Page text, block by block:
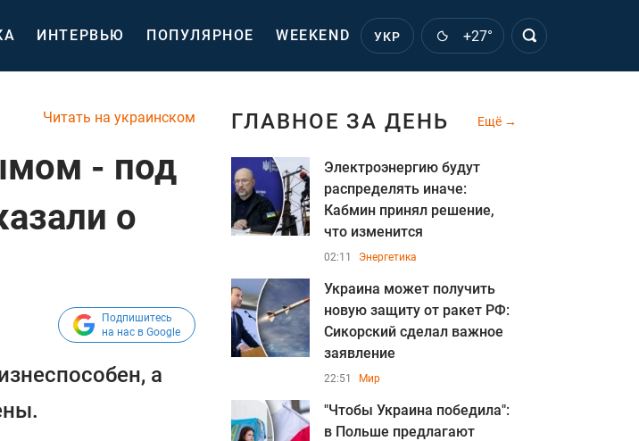
ИНТЕРВЬЮ ПОПУЛЯРНОЕ WEEKEND УКР +27°
Читать на украинском
- под
о
Подпишитесь
на нас в Google
а
ГЛАВНОЕ ЗА ДЕНЬ Ещё
Электроэнергию будут
распределять иначе:
Кабмин принял решение,
что изменится
02:11 Энергетика
Украина может получить
новую защиту от ракет РФ:
Сикорский сделал важное
заявление
22:51 Мир
"Чтобы Украина победила":
в Польше предлагают